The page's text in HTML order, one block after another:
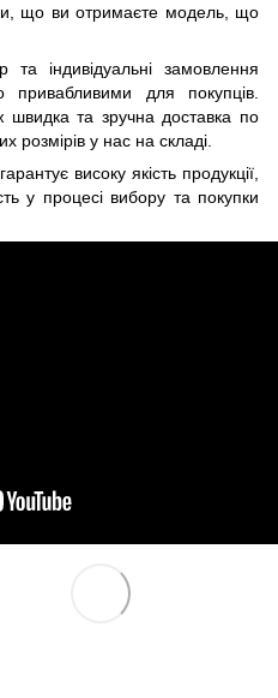
що ви отримаєте модель, що
індивідуальні замовлення
для покупців.
та зручна доставка по
розмірів у нас на складі.
високу якість продукції,
у процесі вибору та покупки